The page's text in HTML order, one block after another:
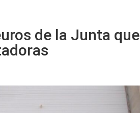
de la Junta que